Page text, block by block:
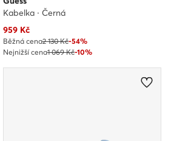
Kabelka · Černá
Aktuální cena
959Kč
Běžná cena2 130 Kč-54%
Nejnižší cena1 069 Kč-10%